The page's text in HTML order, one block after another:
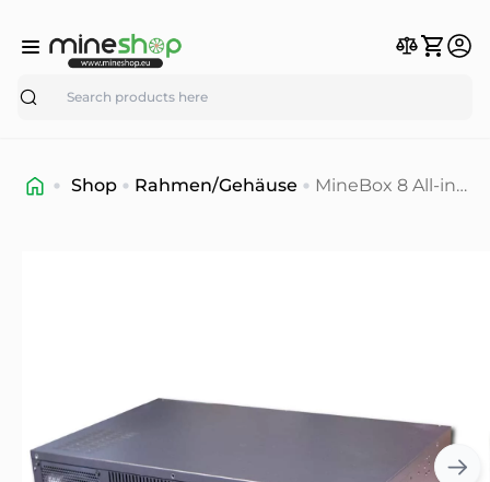
Search
Shop Rahmen/Gehäuse
MineBox 8 All-in-